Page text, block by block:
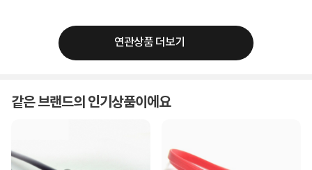
연관상품 더보기
같은 브랜드의 인기상품이에요